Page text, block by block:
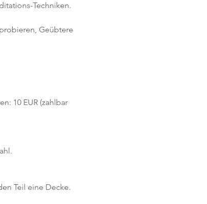
Techniken.
Geübtere
10 EUR (zahlbar
Teil eine Decke.